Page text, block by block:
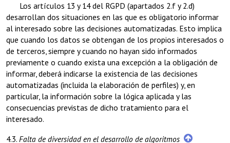
Los artículos 13 y 14 del RGPD (apartados 2.f y 2.d)
desarrollan dos situaciones en las que es obligatorio informar
al interesado sobre las decisiones automatizadas. Esto implica
que cuando los datos se obtengan de los propios interesados o
de terceros, siempre y cuando no hayan sido informados
previamente o cuando exista una excepción a la obligación de
informar, deberá indicarse la existencia de las decisiones
automatizadas (incluida la elaboración de perfiles) y, en
particular, la información sobre la lógica aplicada y las
consecuencias previstas de dicho tratamiento para el
interesado.
4.3. Falta de diversidad en el desarrollo de algoritmos